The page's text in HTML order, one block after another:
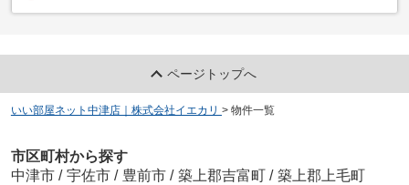
ページトップへ
いい部屋ネット中津店｜株式会社イエカリ > 物件一覧
市区町村から探す
中津市 / 宇佐市 / 豊前市 / 築上郡吉富町 / 築上郡上毛町